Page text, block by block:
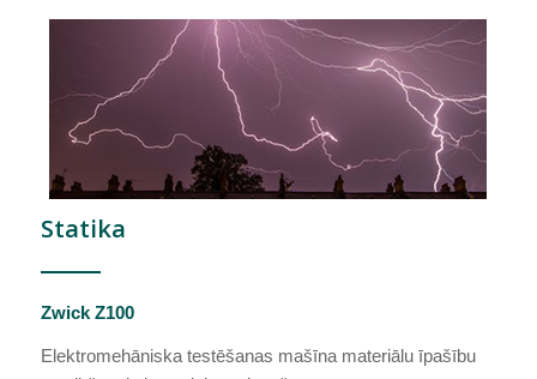
Statika
Zwick Z100
Elektromehāniska testēšanas mašīna materiālu īpašību